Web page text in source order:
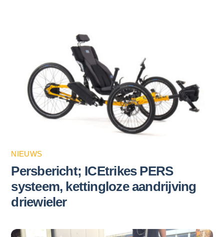
NIEUWS
Persbericht; ICEtrikes PERS
systeem, kettingloze aandrijving
driewieler